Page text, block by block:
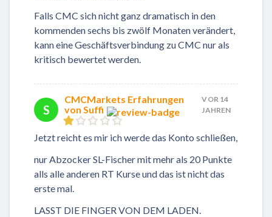
Falls CMC sich nicht ganz dramatisch in den
kommenden sechs bis zwölf Monaten verändert,
kann eine Geschäftsverbindung zu CMC nur als
kritisch bewertet werden.
S
CMCMarkets Erfahrungen
von Suffi
VOR 14
JAHREN
Jetzt reicht es mir ich werde das Konto schließen,
nur Abzocker SL-Fischer mit mehr als 20 Punkte
alls alle anderen RT Kurse und das ist nicht das
erste mal.
LASST DIE FINGER VON DEM LADEN.